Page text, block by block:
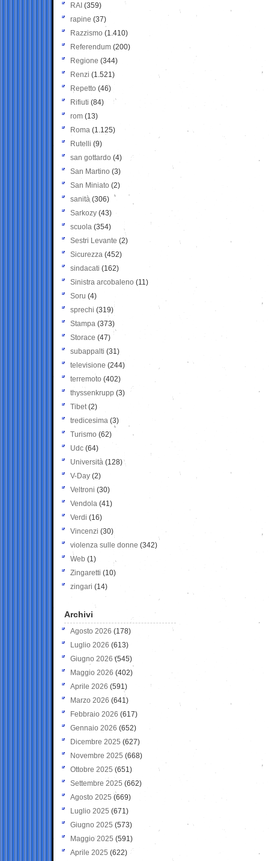
RAI (359)
rapine (37)
Razzismo (1.410)
Referendum (200)
Regione (344)
Renzi (1.521)
Repetto (46)
Rifiuti (84)
rom (13)
Roma (1.125)
Rutelli (9)
san gottardo (4)
San Martino (3)
San Miniato (2)
sanità (306)
Sarkozy (43)
scuola (354)
Sestri Levante (2)
Sicurezza (452)
sindacati (162)
Sinistra arcobaleno (11)
Soru (4)
sprechi (319)
Stampa (373)
Storace (47)
subappalti (31)
televisione(244)
terremoto (402)
thyssenkrupp (3)
Tibet(2)
tredicesima (3)
Turismo (62)
Udc (64)
Università (128)
V-Day (2)
Veltroni (30)
Vendola (41)
Verdi (16)
Vincenzi (30)
violenza sulle donne (342)
Web (1)
Zingaretti (10)
zingari (14)
Archivi
Agosto 2026 (178)
Luglio 2026 (613)
Giugno 2026 (545)
Maggio 2026 (402)
Aprile 2026 (591)
Marzo 2026 (641)
Febbraio 2026 (617)
Gennaio 2026 (652)
Dicembre 2025 (627)
Novembre 2025 (668)
Ottobre 2025 (651)
Settembre 2025 (662)
Agosto 2025 (669)
Luglio 2025 (671)
Giugno 2025 (573)
Maggio 2025 (591)
Aprile 2025 (622)